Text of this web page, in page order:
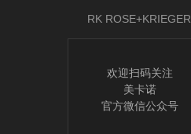
RK ROSE+KRIEGER
欢迎扫码关注
美卡诺
官方微信公众号